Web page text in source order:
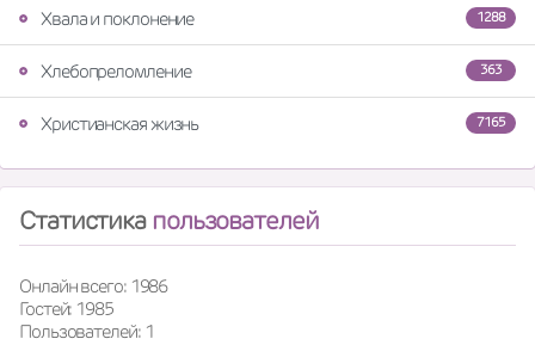
1288
Хвала и поклонение
363
Хлебопреломление
7165
Христианская жизнь
Статистика пользователей
Онлайн всего: 1986
Гостей: 1985
Пользователей: 1